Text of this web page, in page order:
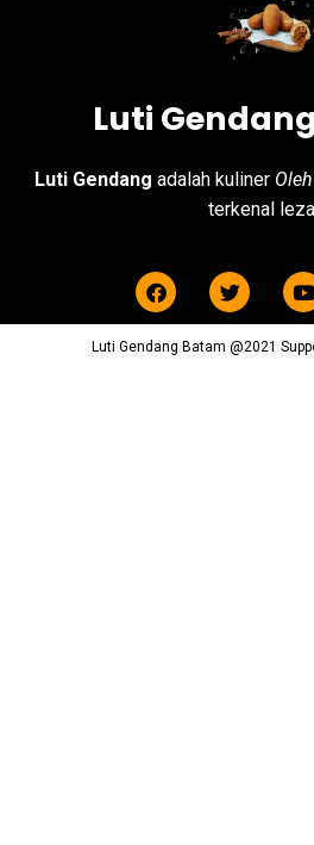
Luti
Luti Gendang adalah kuliner
terkenal
Luti Gendang Batam @2021